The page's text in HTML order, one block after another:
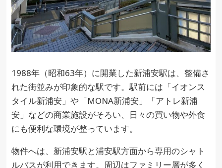
1988年（昭和63年）に開業した新浦安駅は、整備さ
れた街並みが印象的な駅です。駅前には「イオンス
タイル新浦安」や「MONA新浦安」「アトレ新浦
安」などの商業施設がそろい、日々の買い物や外食
にも便利な環境が整っています。
物件へは、新浦安駅と浦安駅方面から専用のシャト
ルバスが利用できます。周辺はファミリー層が多く